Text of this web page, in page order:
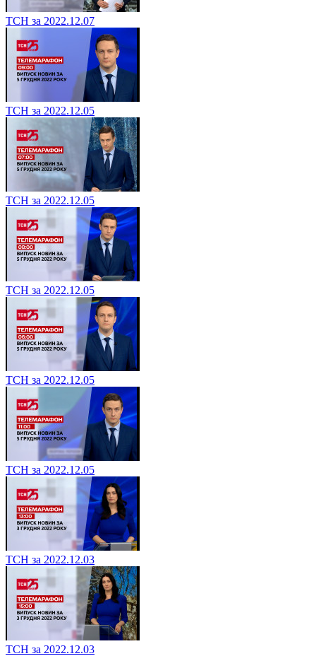
ТСН за 2022.12.07
ТСН за 2022.12.05
ТСН за 2022.12.05
ТСН за 2022.12.05
ТСН за 2022.12.05
ТСН за 2022.12.05
ТСН за 2022.12.03
ТСН за 2022.12.03